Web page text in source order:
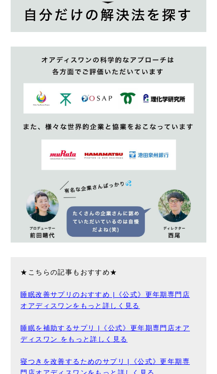
★こちらの記事もおすすめ★
睡眠改善サプリのおすすめ |《公式》更年期専門店
オアディスワンをもっと詳しく見る
睡眠を補助するサプリ |《公式》更年期専門店オア
ディスワン をもっと詳しく見る
寝つきを改善するためのサプリ |《公式》更年期専